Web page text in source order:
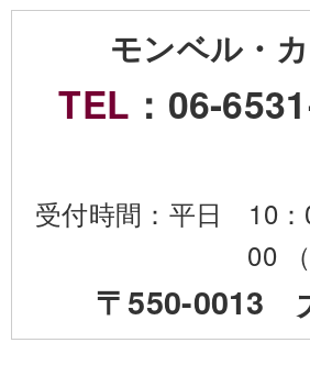
モンベル・
TEL ：06-
受付時間：平日 10：
00
〒550-0013